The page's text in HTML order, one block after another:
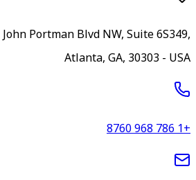
John Portman Blvd NW, Suite
Atlanta, GA, 30303 -